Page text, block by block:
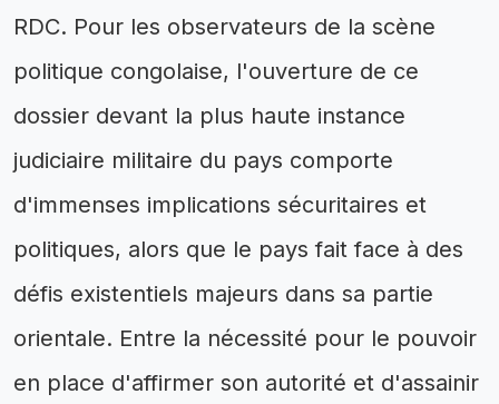
RDC. Pour les observateurs de la scène
politique congolaise, l'ouverture de ce
dossier devant la plus haute instance
judiciaire militaire du pays comporte
d'immenses implications sécuritaires et
politiques, alors que le pays fait face à des
défis existentiels majeurs dans sa partie
orientale. Entre la nécessité pour le pouvoir
en place d'affirmer son autorité et d'assainir